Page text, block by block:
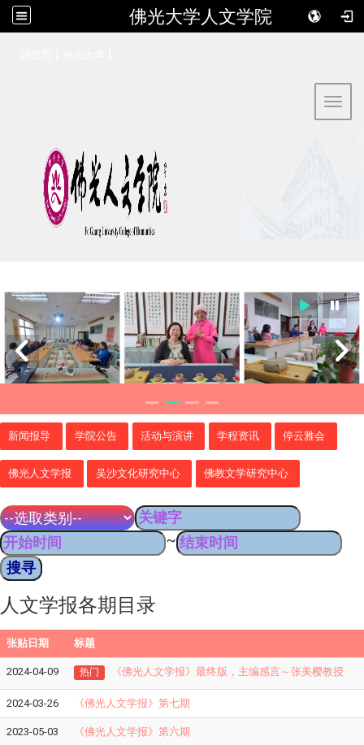
佛光大学人文学院
新闻报导 学院公告 活动与演讲 学程资讯 停云雅会
佛光人文学报 吴沙文化研究中心 佛教文学研究中心
~
人文学报各期目录
张贴日期 标题
2024-04-09 热门 《佛光人文学报》最终版，主编感言～张美樱教授
2024-03-26 《佛光人文学报》第七期
2023-05-03 《佛光人文学报》第六期